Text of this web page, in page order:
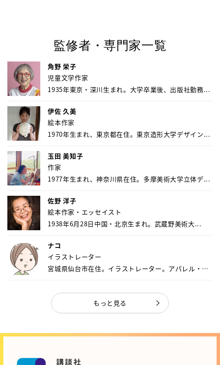
監修者・専門家一覧
角野 栄子
児童文学作家
1935年東京・深川生まれ。大学卒業後、出版社勤務...
伊佐 久美
絵本作家
1970年生まれ、東京都在住。東京造形大学デザイン...
玉田 美知子
作家
1977年生まれ、神奈川県在住。多摩美術大学立体デ...
佐野 洋子
絵本作家・エッセイスト
1938年6月28日中国・北京生まれ。武蔵野美術大...
ナコ
イラストレーター
宮城県仙台市在住。イラストレーター。アパレル・キ
もっと見る